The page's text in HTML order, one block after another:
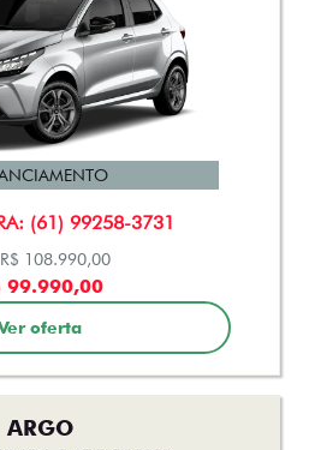
(61) 99258-3731
108.990,00
99.990,00
oferta
ARGO